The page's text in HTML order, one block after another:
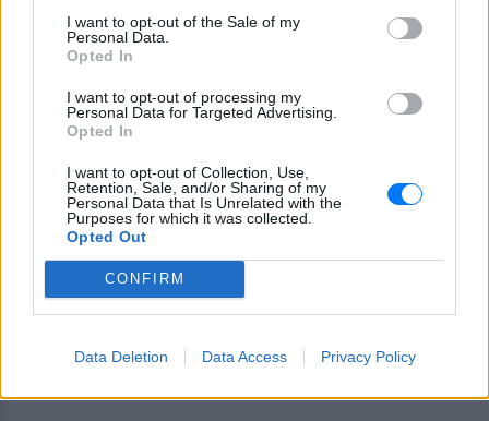
I want to opt-out of the Sale of my
Personal Data.
Opted In
I want to opt-out of processing my
Personal Data for Targeted Advertising.
Opted In
I want to opt-out of Collection, Use,
Retention, Sale, and/or Sharing of my
Personal Data that Is Unrelated with the
Purposes for which it was collected.
Opted Out
CONFIRM
Data Deletion Data Access Privacy Policy
Κι εδώ οι πυροσβέστες σε αρκετές περιπτώσεις
απεγκλώβισαν κατοίκους και τους μετέφεραν σε
ασφαλείς προορισμούς», σημείωσε ο κ. Αρτοποιός.
Αυτή τη στιγμή επιχειρούν στη δασική πυρκαγιά
135 πυροσβέστες 2 ομάδες πεζοπόρων τμημάτων,
50 υδροφόρα πυροσβεστικά οχήματα ενώ από
αέρος επιχειρούν, 8 αεροσκάφη 5 ελικόπτερα εκ
των οποίων 2 ελικόπτερα έχουν διατεθεί από το
ΓΕΕΘΑ κι ένα ακόμη για τον συντονισμό τους.
Επίσης το ΓΕΕΘΑ έχει διαθέσει προσωπικό 40
ατόμων ως πεζοπόρα τμήματα καθώς και τέσσερις